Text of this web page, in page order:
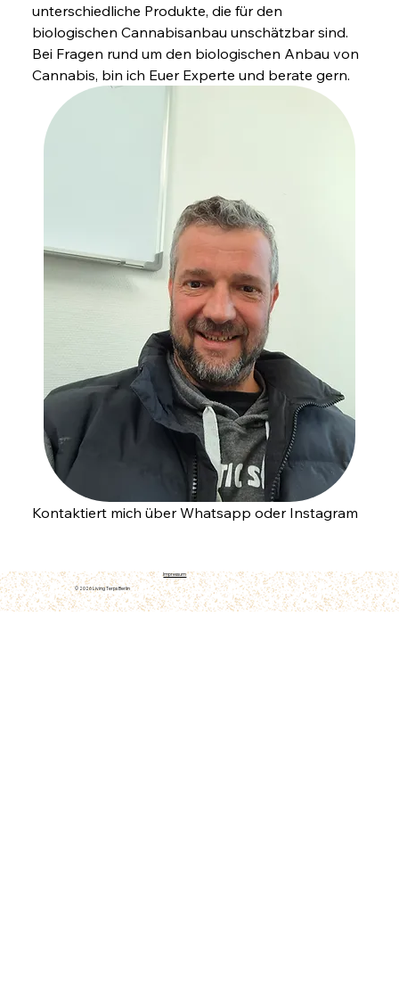
unterschiedliche Produkte, die für den
biologischen Cannabisanbau unschätzbar sind.
Bei Fragen rund um den biologischen Anbau von
Cannabis, bin ich Euer Experte und berate gern.
Kontaktiert mich über Whatsapp oder Instagram
Impressum
© 2026Living Terps Berlin